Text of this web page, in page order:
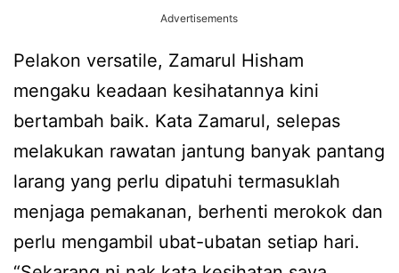
Advertisements
Pelakon versatile, Zamarul Hisham
mengaku keadaan kesihatannya kini
bertambah baik. Kata Zamarul, selepas
melakukan rawatan jantung banyak pantang
larang yang perlu dipatuhi termasuklah
menjaga pemakanan, berhenti merokok dan
perlu mengambil ubat-ubatan setiap hari.